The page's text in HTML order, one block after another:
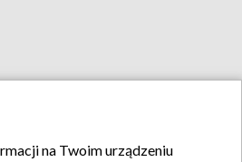
na Twoim urządzeniu